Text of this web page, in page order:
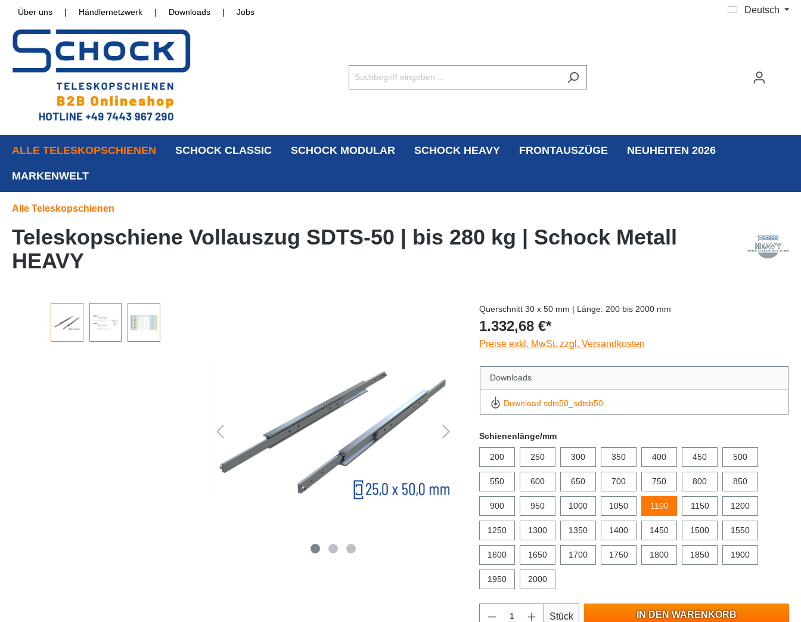
Über uns | Händlernetzwerk | Downloads | Jobs Deutsch
ALLE TELESKOPSCHIENEN SCHOCK CLASSIC SCHOCK MODULAR SCHOCK HEAVY FRONTAUSZÜGE NEUHEITEN 2026
MARKENWELT
Alle Teleskopschienen
Teleskopschiene Vollauszug SDTS-50 | bis 280 kg | Schock Metall
HEAVY
Querschnitt 30 x 50 mm | Länge: 200 bis 2000 mm
1.332,68 €*
Preise exkl. MwSt. zzgl. Versandkosten
Downloads
Download sdts50_sdtsb50
Schienenlänge/mm
200 250 300 350 400 450 500
550 600 650 700 750 800 850
900 950 1000 1050 1100 1150 1200
1250 1300 1350 1400 1450 1500 1550
1600 1650 1700 1750 1800 1850 1900
1950 2000
Stück IN DEN WARENKORB